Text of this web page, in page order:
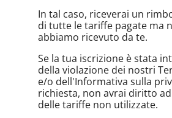
In tal caso, riceverai un
di tutte le tariffe pagate ma
abbiamo ricevuto da te.
Se la tua iscrizione è stata
della violazione dei nostri
e/o dell'Informativa sulla
richiesta, non avrai diritto
delle tariffe non utilizzate.